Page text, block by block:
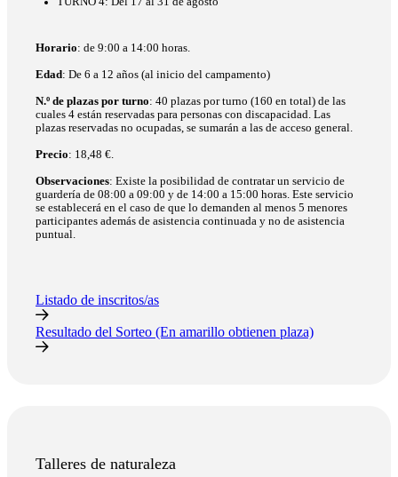
Horario: de 9:00 a 14:00 horas.
Edad: De 6 a 12 años (al inicio del campamento)
N.º de plazas por turno: 40 plazas por turno (160 en total) de las
cuales 4 están reservadas para personas con discapacidad. Las
plazas reservadas no ocupadas, se sumarán a las de acceso general.
Precio: 18,48 €.
Observaciones: Existe la posibilidad de contratar un servicio de
guardería de 08:00 a 09:00 y de 14:00 a 15:00 horas. Este servicio
se establecerá en el caso de que lo demanden al menos 5 menores
participantes además de asistencia continuada y no de asistencia
puntual.
Listado de inscritos/as
Resultado del Sorteo (En amarillo obtienen plaza)
Talleres de naturaleza